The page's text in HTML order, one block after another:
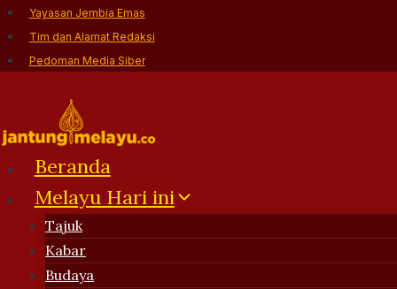
Skip
to
content
Yayasan Jembia Emas
Tim dan Alamat Redaksi
Pedoman Media Siber
Beranda
Melayu Hari ini
Tajuk
Kabar
Budaya